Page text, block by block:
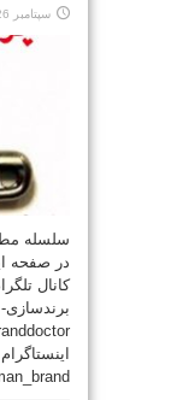
سپتامبر 26, 2022
سلسله
در صفحه
کانال
برندسازی-